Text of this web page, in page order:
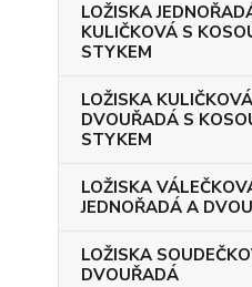
LOŽISKA
KULIČKOVÁ S
STYKEM
LOŽISKA KULIČKOVÁ
DVOUŘADÁ S
STYKEM
LOŽISKA
JEDNOŘADÁ A
LOŽISKA
DVOUŘADÁ